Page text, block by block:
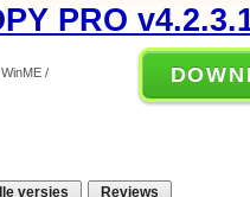
PRO
/
versies Reviews